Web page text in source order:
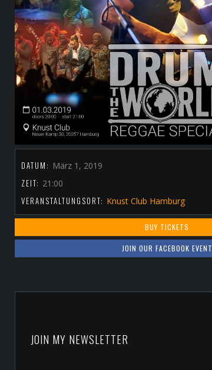
DATUM: März 1, 2019
ZEIT: 21:00
VERANSTALTUNGSORT: Knust Club Hamburg
BUY TICKETS
JOIN OUR FACEBOOK EVENT
JOIN MY NEWSLETTER